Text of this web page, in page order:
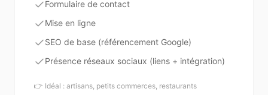
Formulaire de contact
Mise en ligne
SEO de base (référencement Google)
Présence réseaux sociaux (liens + intégration)
👉 Idéal : artisans, petits commerces, restaurants